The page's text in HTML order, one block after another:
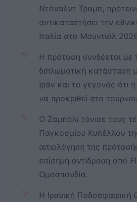
Ντόναλντ Τραμπ,
αντικαταστήσει την
Ιταλία στο Μουντιάλ
✨
Η πρόταση συνδέεται με
διπλωματική κατάσταση
Ιράν και το γεγονός ότι
να προκριθεί στο
✨
Ο Ζαμπόλι τόνισε τους
Παγκοσμίου Κυπέλλου
αιτιολόγηση της
επίσημη αντίδραση από
Ομοσπονδία.
✨
Η Ιρανική Ποδοσφαιρική